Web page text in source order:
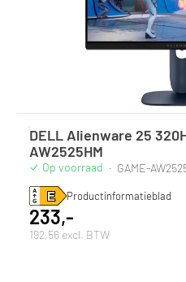
DELL Alienware 25
AW2525HM
Op voorraad · GAME-
Productinformatieblad
233,-
192,56 excl. BTW